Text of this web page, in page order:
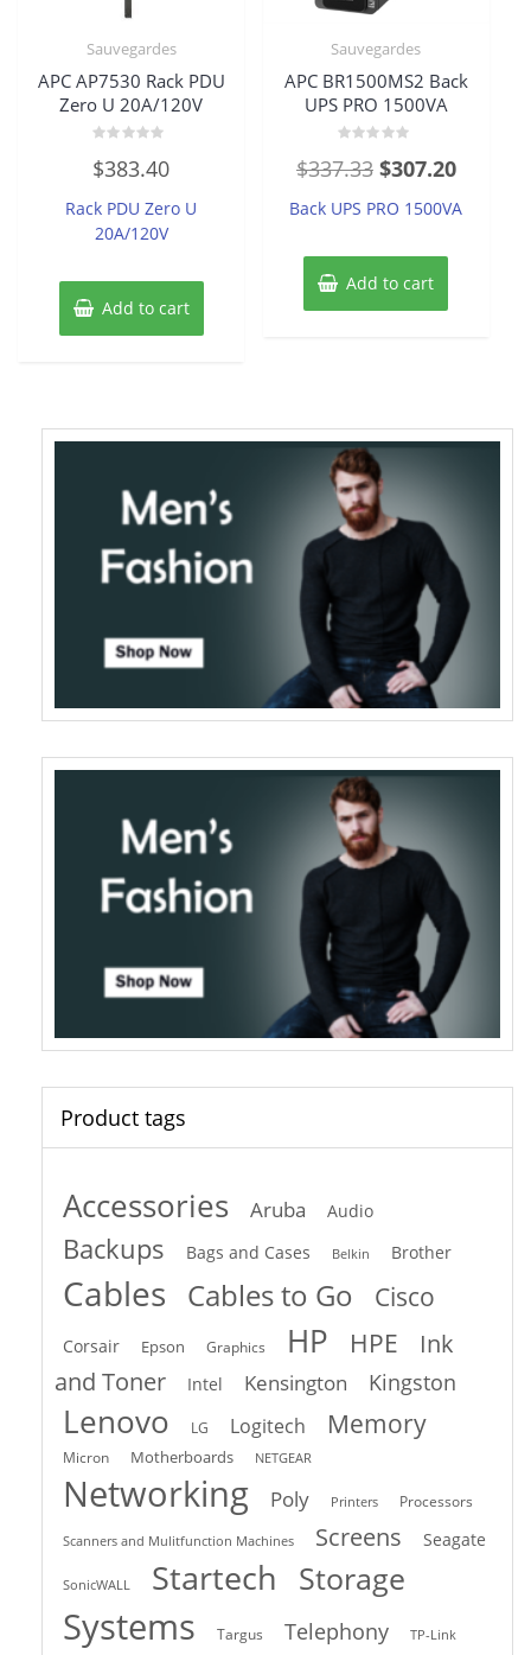
Sauvegardes
APC AP7530 Rack PDU
Zero U 20A/120V
0
out
5
$383.40
Rack PDU Zero U
20A/120V
Add to cart
Sauvegardes
APC BR1500MS2 Back
UPS PRO 1500VA
0
5
$337.33 Original
price
$337.33.
$307.20Current
price
Back UPS PRO 1500VA
Add to cart
Product tags
Accessories Aruba Audio
Backups Bags and Cases Belkin Brother
Cables Cables to Go Cisco
Corsair Epson Graphics HP HPE
Ink
and Toner
Intel Kensington Kingston
Lenovo LG Logitech Memory
Micron Motherboards NETGEAR
Networking Poly Printers Processors
Scanners and Mulitfunction Machines Screens Seagate
SonicWALL Startech Storage
Systems Targus Telephony TP-Link